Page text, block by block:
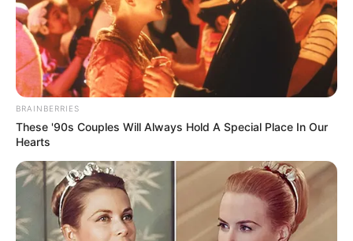
BRAINBERRIES
These '90s Couples Will Always Hold A Special Place In Our
Hearts